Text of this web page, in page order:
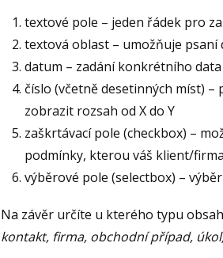
textové pole – jeden řádek pro
textová oblast – umožňuje
datum – zadání konkrétního data
číslo (včetně desetinných míst) –
zobrazit rozsah od X do Y
zaškrtávací pole (checkbox) –
podmínky, kterou váš klient/
výběrové pole (selectbox) –
Na závěr určíte u kterého typu
kontakt, firma, obchodní případ,